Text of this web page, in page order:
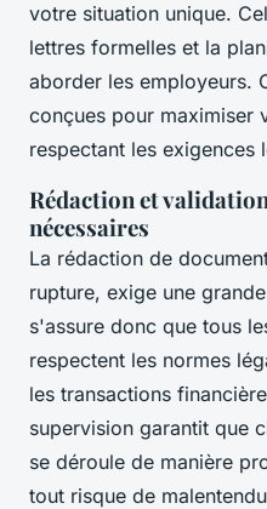
votre situation unique.
lettres formelles et la
aborder les employeurs.
conçues pour maximiser
respectant les exigences
Rédaction et
nécessaires
La rédaction de
rupture, exige une
s'assure donc que tous
respectent les normes
les transactions
supervision garantit que
se déroule de manière
tout risque de